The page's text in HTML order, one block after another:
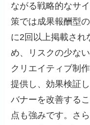
ながる戦略的なサ
策では成果報酬型
に2回以上掲載され
め、リスクの少な
クリエイティブ制
提供し、効果検証
バナーを改善する
点も強みです。さ